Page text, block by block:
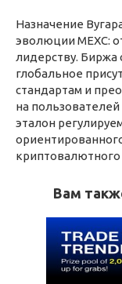
Назначение
эволюции MEXC:
лидерству. Биржа
глобальное
стандартам и
на
эталон
криптовалютного
Вам